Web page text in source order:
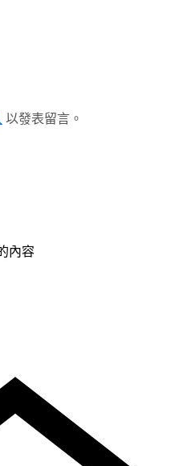
以發表留言。
內容